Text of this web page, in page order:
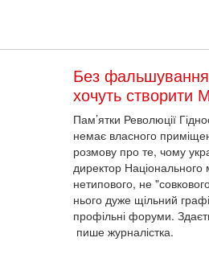
Без фальшування
хочуть створити
Пам’ятки Революції
немає власного
розмову про те, чому
директор
нетипового, не
нього дуже щільний
профільні форуми.
пише журналістка.